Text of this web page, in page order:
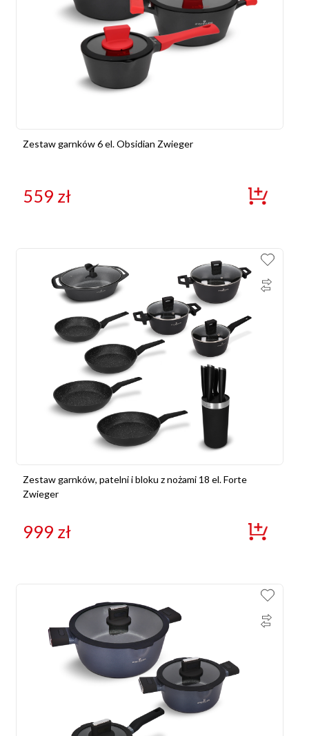
Zestaw garnków 6 el. Obsidian Zwieger
559 zł
Zestaw garnków, patelni i bloku z nożami 18 el. Forte
Zwieger
999 zł